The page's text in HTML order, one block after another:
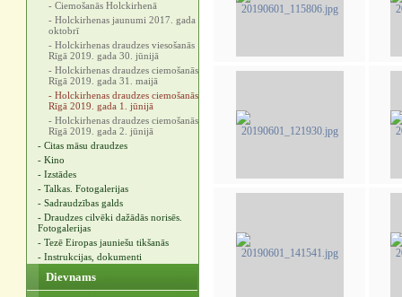
- Ciemošanās Holckirhenā
- Holckirhenas jaunumi 2017. gada
oktobrī
- Holckirhenas draudzes viesošanās
Rīgā 2019. gada 30. jūnijā
- Holckirhenas draudzes ciemošanās
Rīgā 2019. gada 31. maijā
- Holckirhenas draudzes ciemošanās
Rīgā 2019. gada 1. jūnijā
- Holckirhenas draudzes ciemošanās
Rīgā 2019. gada 2. jūnijā
- Citas māsu draudzes
- Kino
- Izstādes
- Talkas. Fotogalerijas
- Sadraudzības galds
- Draudzes cilvēki dažādās norisēs.
Fotogalerijas
- Tezē Eiropas jauniešu tikšanās
- Instrukcijas, dokumenti
Dievnams